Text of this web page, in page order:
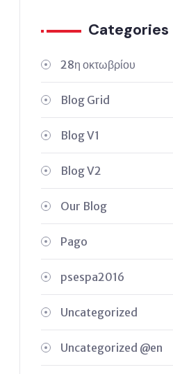
Categories
28η οκτωβρίου
Blog Grid
Blog V1
Blog V2
Our Blog
Pago
psespa2016
Uncategorized
Uncategorized @en